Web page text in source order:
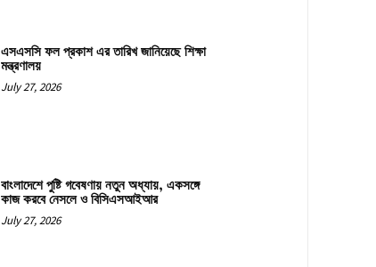
এসএসসি ফল প্রকাশ এর তারিখ জানিয়েছে শিক্ষা
মন্ত্রণালয়
July 27, 2026
বাংলাদেশে পুষ্টি গবেষণায় নতুন অধ্যায়, একসঙ্গে
কাজ করবে নেসলে ও বিসিএসআইআর
July 27, 2026